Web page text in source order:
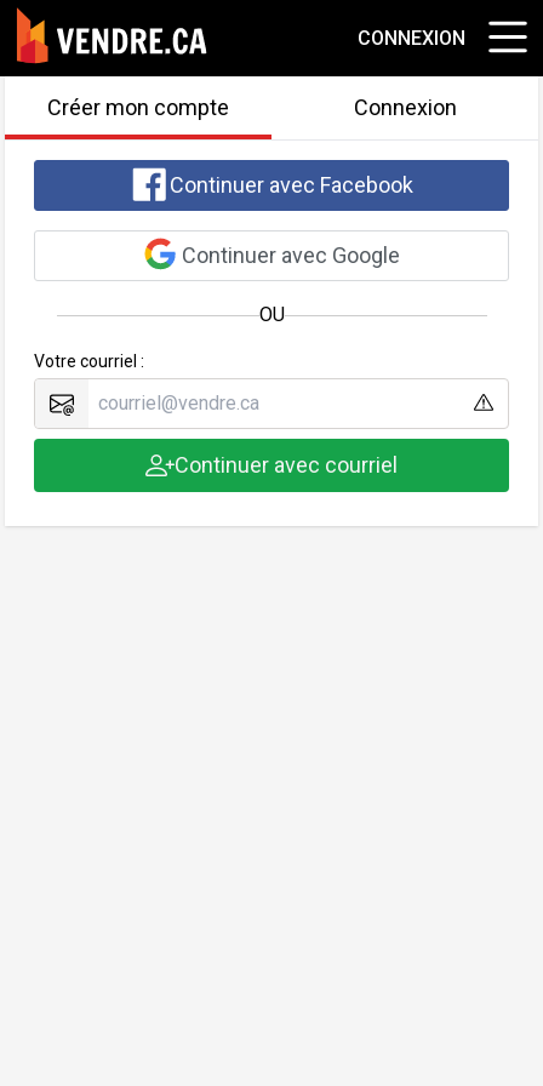
CONNEXION
Créer mon compte Connexion
Continuer avec Facebook
Continuer avec Google
OU
Votre courriel :
Continuer avec courriel